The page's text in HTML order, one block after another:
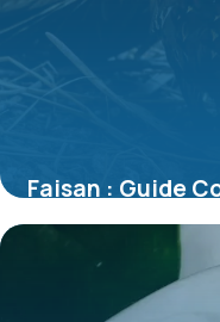
Faisan : Guide
2026
9 juillet 2026